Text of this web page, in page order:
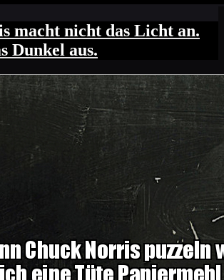
macht nicht das Licht an.
Dunkel aus.